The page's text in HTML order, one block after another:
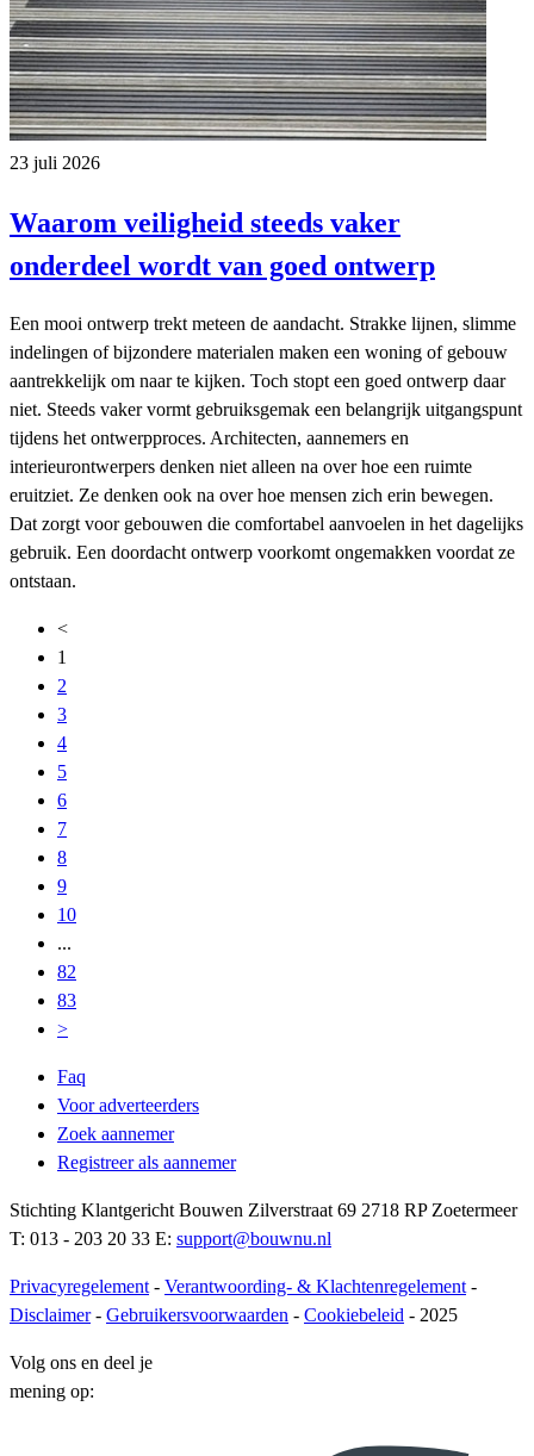
23 juli 2026
Waarom veiligheid steeds vaker
onderdeel wordt van goed ontwerp
Een mooi ontwerp trekt meteen de aandacht. Strakke lijnen, slimme
indelingen of bijzondere materialen maken een woning of gebouw
aantrekkelijk om naar te kijken. Toch stopt een goed ontwerp daar
niet. Steeds vaker vormt gebruiksgemak een belangrijk uitgangspunt
tijdens het ontwerpproces. Architecten, aannemers en
interieurontwerpers denken niet alleen na over hoe een ruimte
eruitziet. Ze denken ook na over hoe mensen zich erin bewegen.
Dat zorgt voor gebouwen die comfortabel aanvoelen in het dagelijks
gebruik. Een doordacht ontwerp voorkomt ongemakken voordat ze
ontstaan.
<
1
2
3
4
5
6
7
8
9
10
...
82
83
>
Faq
Voor adverteerders
Zoek aannemer
Registreer als aannemer
Stichting Klantgericht Bouwen Zilverstraat 69 2718 RP Zoetermeer
T: 013 - 203 20 33 E: support@bouwnu.nl
Privacyregelement- Verantwoording- & Klachtenregelement-
Disclaimer- Gebruikersvoorwaarden - Cookiebeleid - 2025
Volg ons en deel je
mening op: